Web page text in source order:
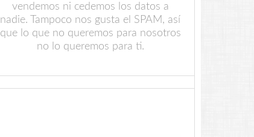
vendemos ni cedemos los datos a
nadie. Tampoco nos gusta el SPAM, así
que lo que no queremos para nosotros
no lo queremos para ti.